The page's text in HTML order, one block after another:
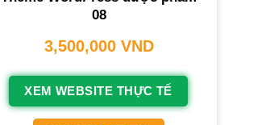
08
3,500,000 VND
XEM WEBSITE THỰC TẾ